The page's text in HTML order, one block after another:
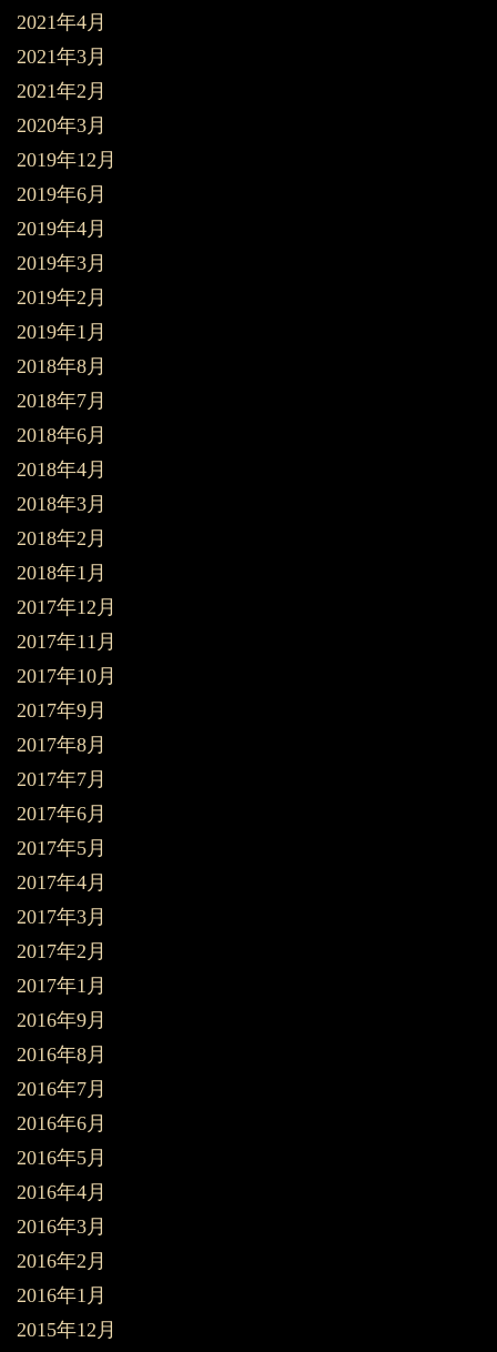
2021年4月
2021年3月
2021年2月
2020年3月
2019年12月
2019年6月
2019年4月
2019年3月
2019年2月
2019年1月
2018年8月
2018年7月
2018年6月
2018年4月
2018年3月
2018年2月
2018年1月
2017年12月
2017年11月
2017年10月
2017年9月
2017年8月
2017年7月
2017年6月
2017年5月
2017年4月
2017年3月
2017年2月
2017年1月
2016年9月
2016年8月
2016年7月
2016年6月
2016年5月
2016年4月
2016年3月
2016年2月
2016年1月
2015年12月